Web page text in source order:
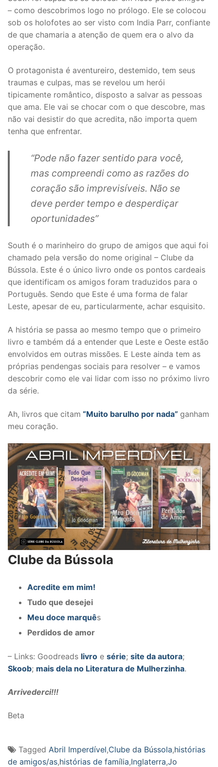
– como descobrimos logo no prólogo. Ele se colocou
sob os holofotes ao ser visto com India Parr, confiante
de que chamaria a atenção de quem era o alvo da
operação.
O protagonista é aventureiro, destemido, tem seus
traumas e culpas, mas se revelou um herói
tipicamente romântico, disposto a salvar as pessoas
que ama. Ele vai se chocar com o que descobre, mas
não vai desistir do que acredita, não importa quem
tenha que enfrentar.
“Pode não fazer sentido para você,
mas compreendi como as razões do
coração são imprevisíveis. Não se
deve perder tempo e desperdiçar
oportunidades”
South é o marinheiro do grupo de amigos que aqui foi
chamado pela versão do nome original – Clube da
Bússola. Este é o único livro onde os pontos cardeais
que identificam os amigos foram traduzidos para o
Português. Sendo que Este é uma forma de falar
Leste, apesar de eu, particularmente, achar esquisito.
A história se passa ao mesmo tempo que o primeiro
livro e também dá a entender que Leste e Oeste estão
envolvidos em outras missões. E Leste ainda tem as
próprias pendengas sociais para resolver – e vamos
descobrir como ele vai lidar com isso no próximo livro
da série.
Ah, livros que citam “Muito barulho por nada” ganham
meu coração.
Clube da Bússola
Acredite em mim!
Tudo que desejei
Meu doce marquês
Perdidos de amor
– Links: Goodreads livro e série; site da autora;
Skoob; mais dela no Literatura de Mulherzinha.
Arrivederci!!!
Beta
Tagged Abril Imperdível,Clube da Bússola,histórias
de amigos/as,histórias de família,Inglaterra,Jo